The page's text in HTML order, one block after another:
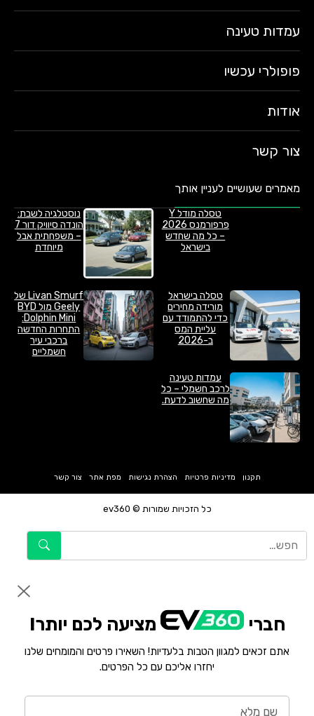
עמדות טעינה
פופולרי עכשיו
אודות
צור קשר
מאמרים שעושיים לעניין אותך
טסלה מודל Y
פרפורמנס 2026
– כל מה שחדש
בישראל
נוסטלגיה לשבת:
הונדה סיוויק דור 7
– משפחתית אבל
מיוחדת
טסלה בישראל
מורידה מחירים
כדי להתמודד עם
עליית המס
ב-2026
Livan Smurf של
Geely מול BYD
Dolphin Mini:
התחרות החדשה
ברכבי עיר
חשמליים
עמדות טעינה
לרכב חשמלי – כל
מה שחשוב לדעת.
כל הזכויות שמורות © ev360
תקנון מדיניות פרטיות הצהרת נגישות מפת אתר צור קשר
חברי מציעה לכם יותר!
אתם זכאים למגוון הטבות בלעדיות! השאירו פרטים והמומחים שלנו
יחזרו אליכם עם כל הפרטים.